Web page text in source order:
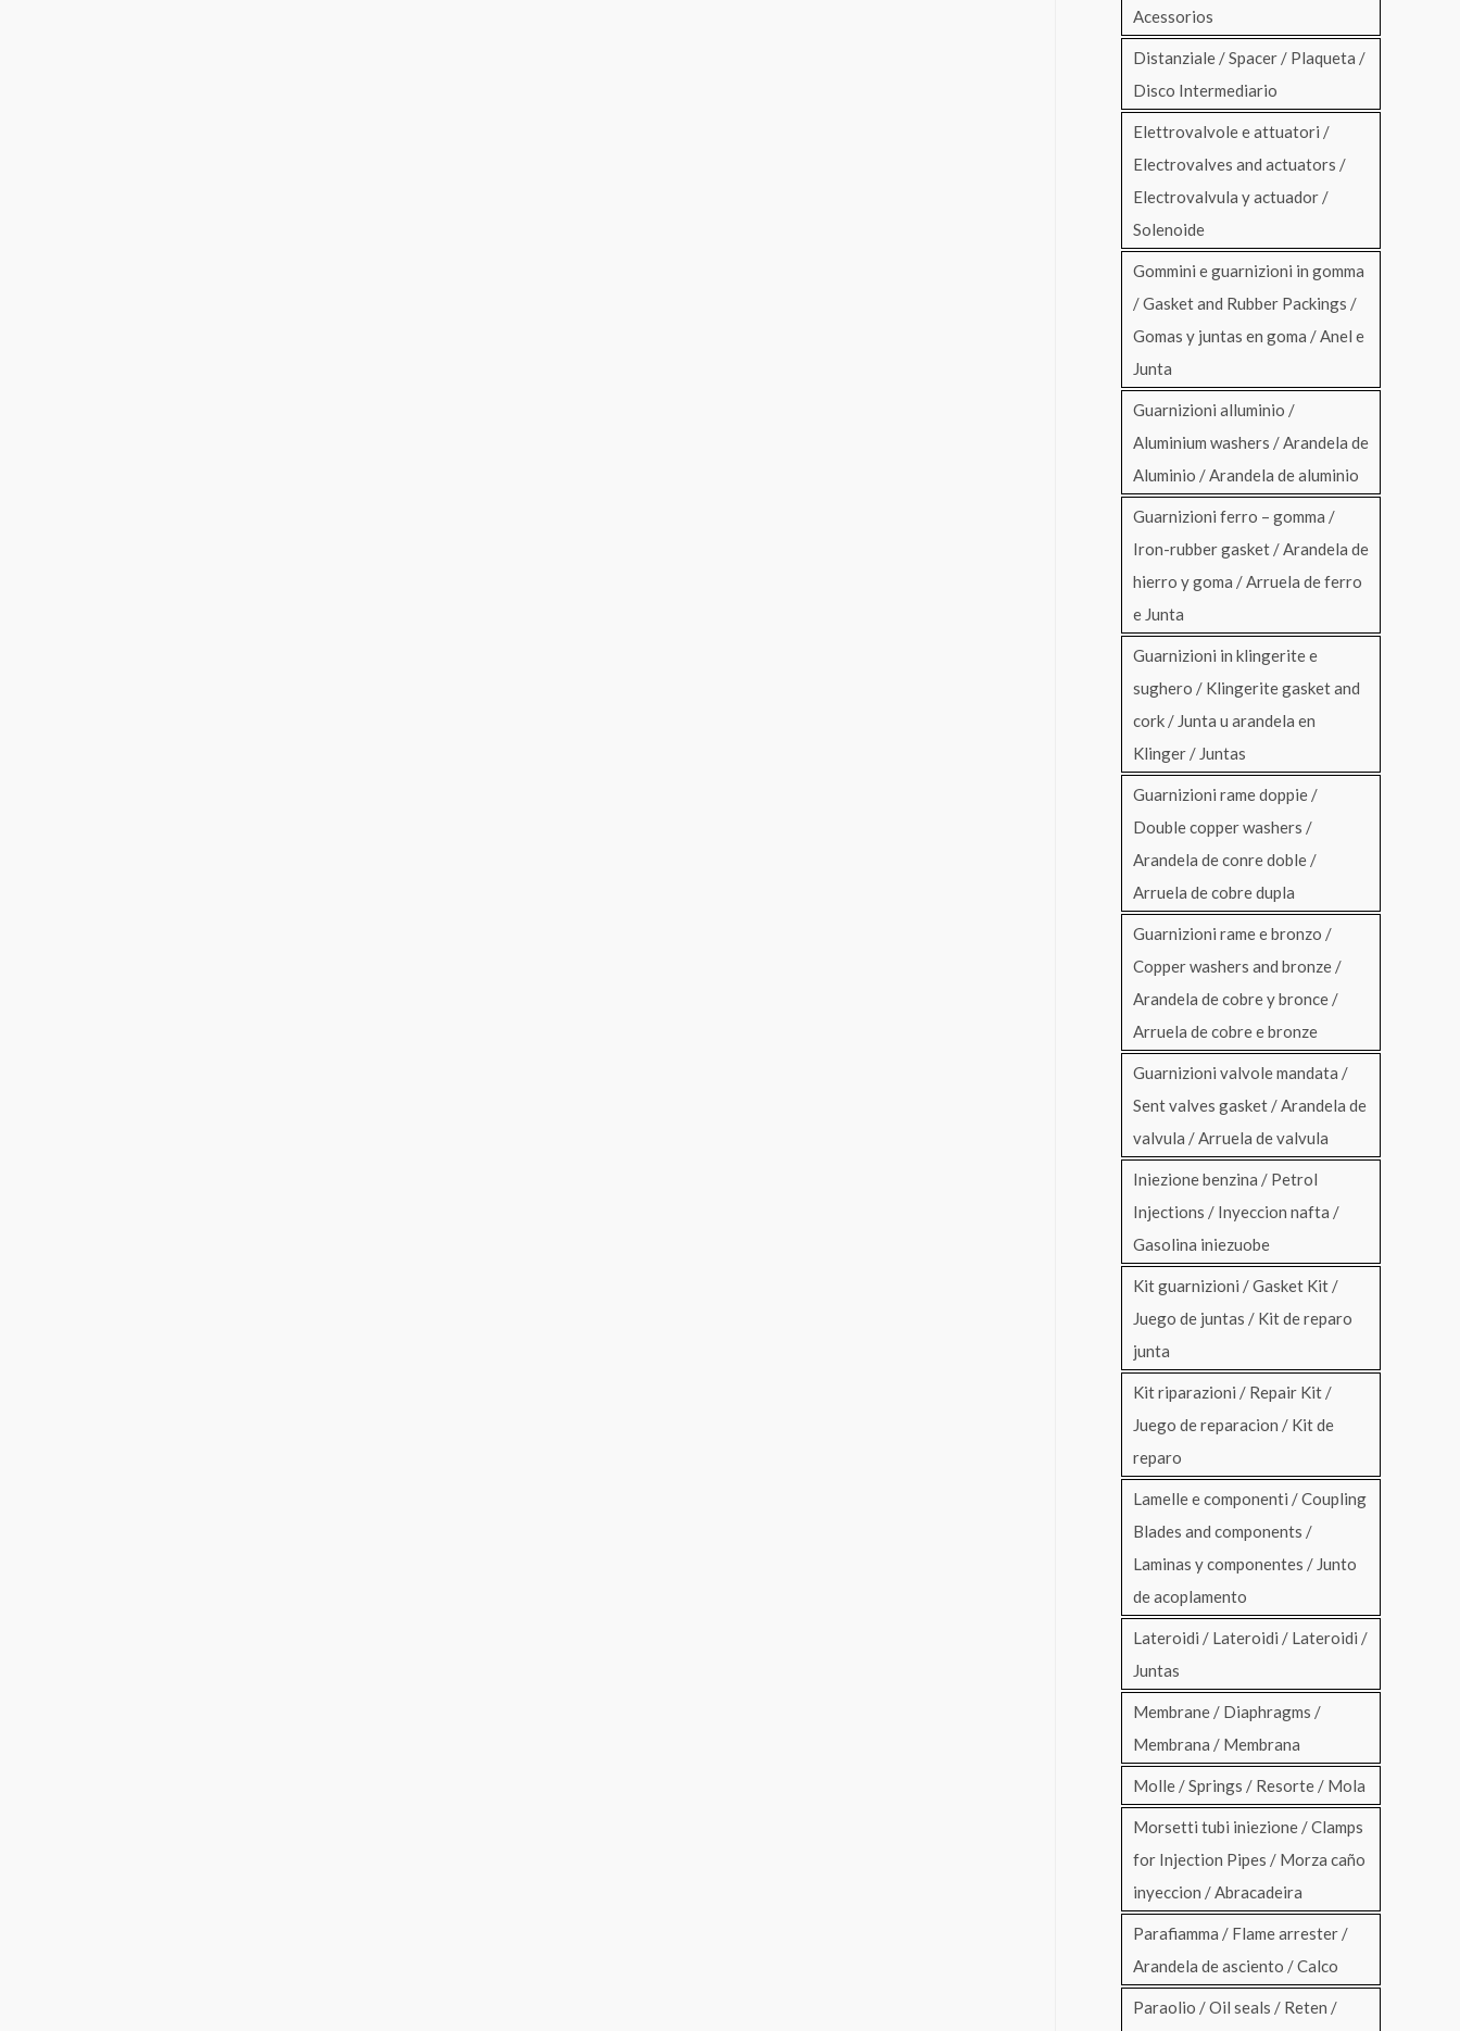
Acessorios
Distanziale / Spacer / Plaqueta /
Disco Intermediario
Elettrovalvole e attuatori /
Electrovalves and actuators /
Electrovalvula y actuador /
Solenoide
Gommini e guarnizioni in gomma
/ Gasket and Rubber Packings /
Gomas y juntas en goma / Anel e
Junta
Guarnizioni alluminio /
Aluminium washers / Arandela de
Aluminio / Arandela de aluminio
Guarnizioni ferro – gomma /
Iron-rubber gasket / Arandela de
hierro y goma / Arruela de ferro
e Junta
Guarnizioni in klingerite e
sughero / Klingerite gasket and
cork / Junta u arandela en
Klinger / Juntas
Guarnizioni rame doppie /
Double copper washers /
Arandela de conre doble /
Arruela de cobre dupla
Guarnizioni rame e bronzo /
Copper washers and bronze /
Arandela de cobre y bronce /
Arruela de cobre e bronze
Guarnizioni valvole mandata /
Sent valves gasket / Arandela de
valvula / Arruela de valvula
Iniezione benzina / Petrol
Injections / Inyeccion nafta /
Gasolina iniezuobe
Kit guarnizioni / Gasket Kit /
Juego de juntas / Kit de reparo
junta
Kit riparazioni / Repair Kit /
Juego de reparacion / Kit de
reparo
Lamelle e componenti / Coupling
Blades and components /
Laminas y componentes / Junto
de acoplamento
Lateroidi / Lateroidi / Lateroidi /
Juntas
Membrane / Diaphragms /
Membrana / Membrana
Molle / Springs / Resorte / Mola
Morsetti tubi iniezione / Clamps
for Injection Pipes / Morza caño
inyeccion / Abracadeira
Parafiamma / Flame arrester /
Arandela de asciento / Calco
Paraolio / Oil seals / Reten /